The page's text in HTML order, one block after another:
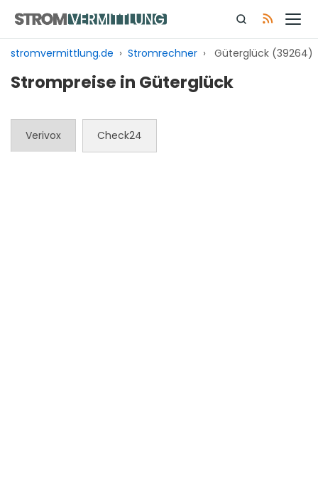
Inhalt
springen
stromvermittlung.de › Stromrechner › Güterglück (39264)
Strompreise in Güterglück
Verivox Check24